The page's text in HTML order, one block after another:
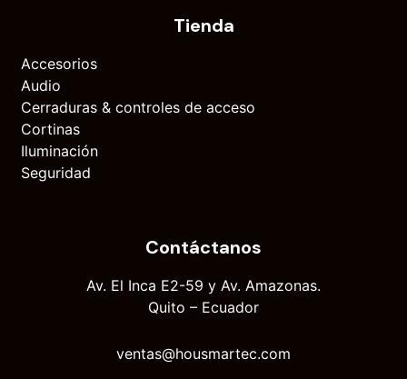
Tienda
Accesorios
Audio
Cerraduras & controles de acceso
Cortinas
Iluminación
Seguridad
Contáctanos
Av. El Inca E2-59 y Av. Amazonas.
Quito – Ecuador
ventas@housmartec.com